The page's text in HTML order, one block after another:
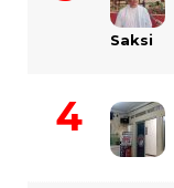
Saksi